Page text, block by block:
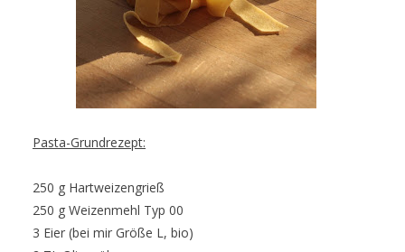
Pasta-Grundrezept:
250 g Hartweizengrieß
250 g Weizenmehl Typ 00
3 Eier (bei mir Größe L, bio)